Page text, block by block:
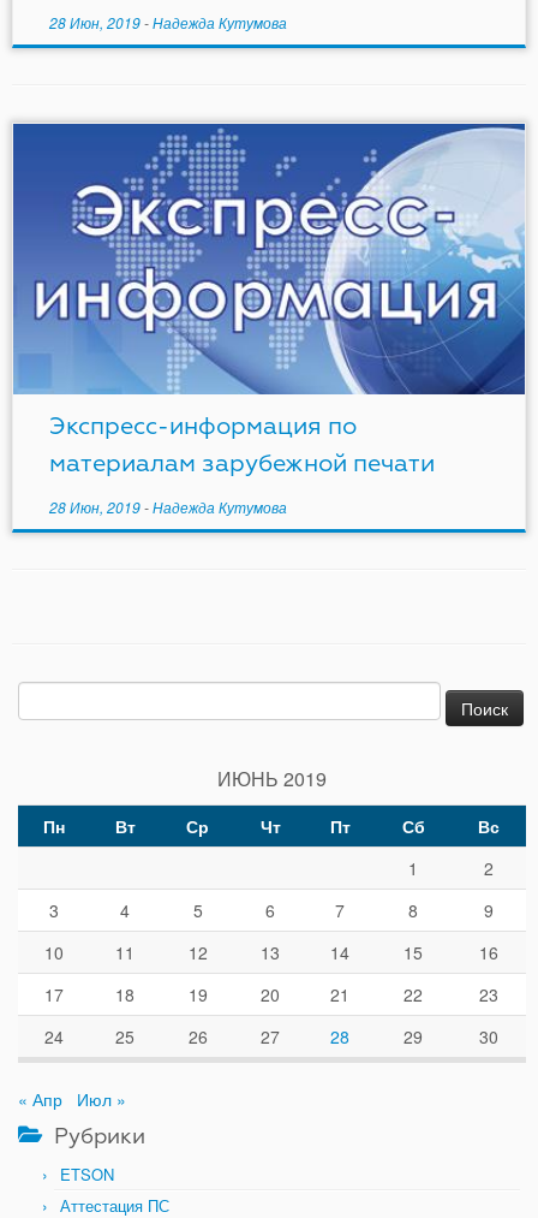
28 Июн, 2019-Надежда Кутумова
Экспресс-информация по
материалам зарубежной печати
28 Июн, 2019-Надежда Кутумова
ИЮНЬ 2019
Пн Вт Ср Чт Пт Сб
Вс
1
2
3
4 5 6 7 8
9
10
11 12 13 14 15
16
17
18 19 20 21 22
23
24
25 26 27 28 29 30
« Апр Июл »
Рубрики
ETSON
Аттестация ПС